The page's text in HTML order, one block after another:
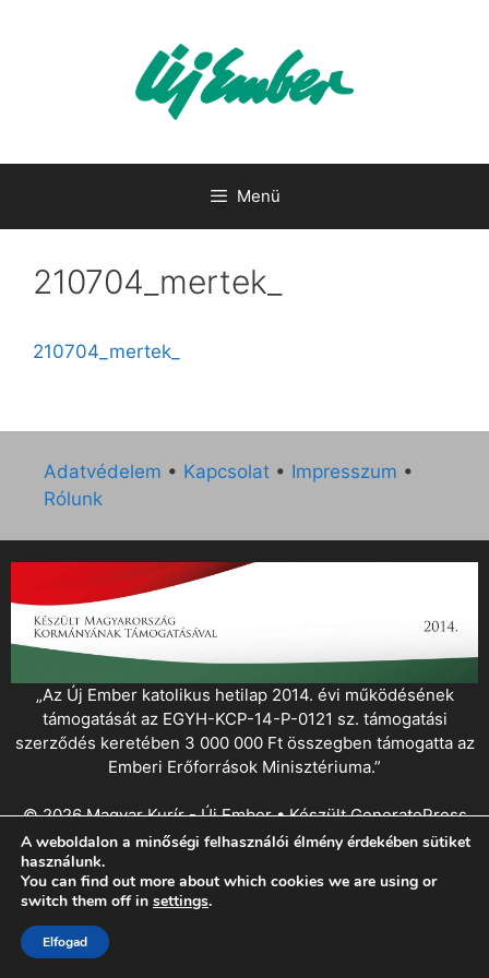
Menü
210704_mertek_
210704_mertek_
Adatvédelem • Kapcsolat • Impresszum •
Rólunk
„Az Új Ember katolikus hetilap 2014. évi működésének
támogatását az EGYH-KCP-14-P-0121 sz. támogatási
szerződés keretében 3 000 000 Ft összegben támogatta az
Emberi Erőforrások Minisztériuma.”
© 2026 Magyar Kurír - Új Ember• KészültGeneratePress
A weboldalon a minőségi felhasználói élmény érdekében sütiket
használunk.
You can find out more about which cookies we are using or
switch them off in settings.
Elfogad